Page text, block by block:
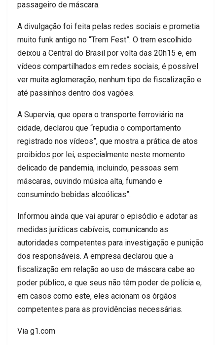
passageiro de máscara.
A divulgação foi feita pelas redes sociais e prometia
muito funk antigo no “Trem Fest”. O trem escolhido
deixou a Central do Brasil por volta das 20h15 e, em
vídeos compartilhados em redes sociais, é possível
ver muita aglomeração, nenhum tipo de fiscalização e
até passinhos dentro dos vagões.
A Supervia, que opera o transporte ferroviário na
cidade, declarou que “repudia o comportamento
registrado nos vídeos”, que mostra a prática de atos
proibidos por lei, especialmente neste momento
delicado de pandemia, incluindo, pessoas sem
máscaras, ouvindo música alta, fumando e
consumindo bebidas alcoólicas”.
Informou ainda que vai apurar o episódio e adotar as
medidas jurídicas cabíveis, comunicando as
autoridades competentes para investigação e punição
dos responsáveis. A empresa declarou que a
fiscalização em relação ao uso de máscara cabe ao
poder público, e que seus não têm poder de polícia e,
em casos como este, eles acionam os órgãos
competentes para as providências necessárias.
Via g1.com